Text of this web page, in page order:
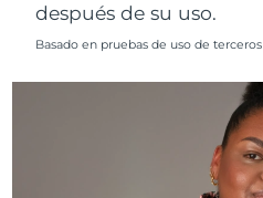
después de su uso.
Basado en pruebas de uso de terceros